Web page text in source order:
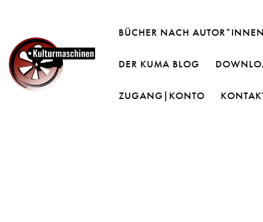
BÜCHER NACH
DER KUMA BLOG
ZUGANG|KONTO